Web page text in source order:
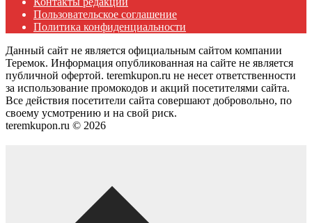
Пользовательское соглашение
Политика конфиденциальности
Данный сайт не является официальным сайтом компании
Теремок. Информация опубликованная на сайте не является
публичной офертой. teremkupon.ru не несет ответственности
за использование промокодов и акций посетителями сайта.
Все действия посетители сайта совершают добровольно, по
своему усмотрению и на свой риск.
teremkupon.ru © 2026